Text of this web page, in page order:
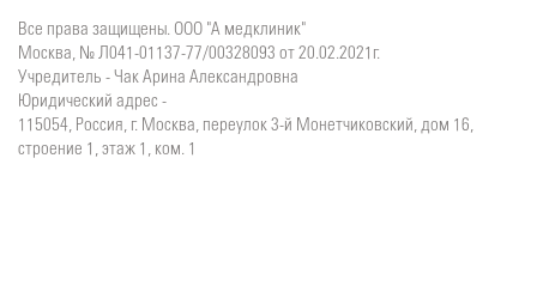
Все права защищены. ООО "А медклиник"
Москва, № Л041-01137-77/00328093 от 20.02.2021г.
Учредитель - Чак Арина Александровна
Юридический адрес -
115054, Россия, г. Москва, переулок 3-й Монетчиковский, дом 16,
строение 1, этаж 1, ком. 1